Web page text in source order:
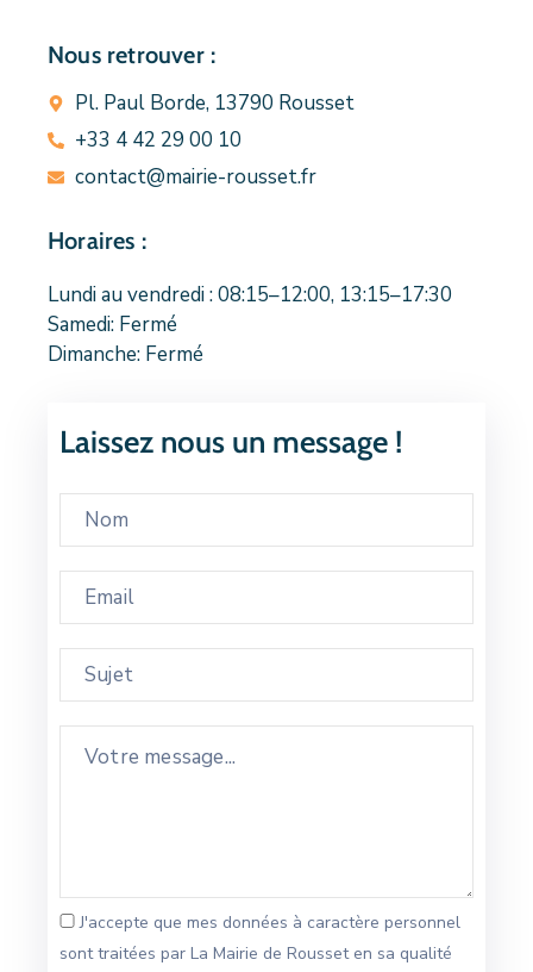
Nous retrouver :
Pl. Paul Borde, 13790 Rousset
+33 4 42 29 00 10
contact@mairie-rousset.fr
Horaires :
Lundi au vendredi : 08:15–12:00, 13:15–17:30
Samedi: Fermé
Dimanche: Fermé
Laissez nous un message !
J'accepte que mes données à caractère personnel
sont traitées par La Mairie de Rousset en sa qualité